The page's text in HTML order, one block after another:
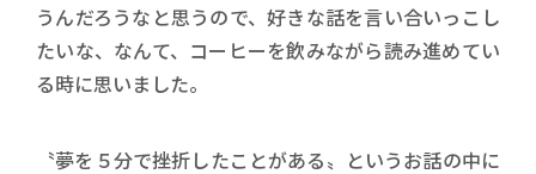
うんだろうなと思うので、好きな話を言い合いっこし
たいな、なんて、コーヒーを飲みながら読み進めてい
る時に思いました。
〝夢を５分で挫折したことがある〟というお話の中に